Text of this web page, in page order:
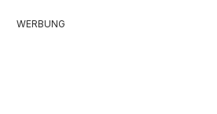
WERBUNG